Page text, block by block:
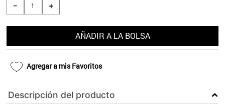
＋
－
AÑADIR A LA BOLSA
Agregar a mis Favoritos
Descripción del producto